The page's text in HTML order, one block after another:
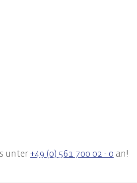
unter+49 (0) 561 700 02 - 0 an!